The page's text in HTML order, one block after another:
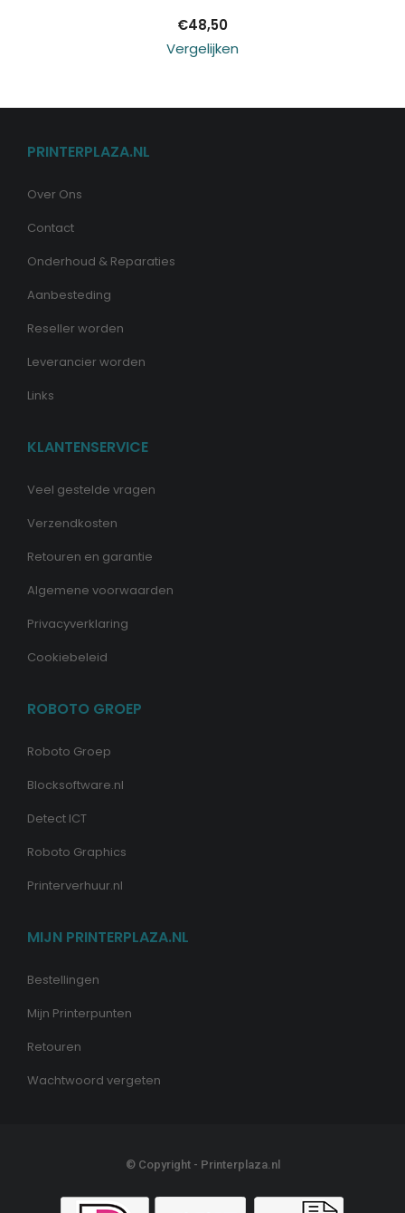
€48,50
Vergelijken
PRINTERPLAZA.NL
Over Ons
Contact
Onderhoud & Reparaties
Aanbesteding
Reseller worden
Leverancier worden
Links
KLANTENSERVICE
Veel gestelde vragen
Verzendkosten
Retouren en garantie
Algemene voorwaarden
Privacyverklaring
Cookiebeleid
ROBOTO GROEP
Roboto Groep
Blocksoftware.nl
Detect ICT
Roboto Graphics
Printerverhuur.nl
MIJN PRINTERPLAZA.NL
Bestellingen
Mijn Printerpunten
Retouren
Wachtwoord vergeten
© Copyright - Printerplaza.nl